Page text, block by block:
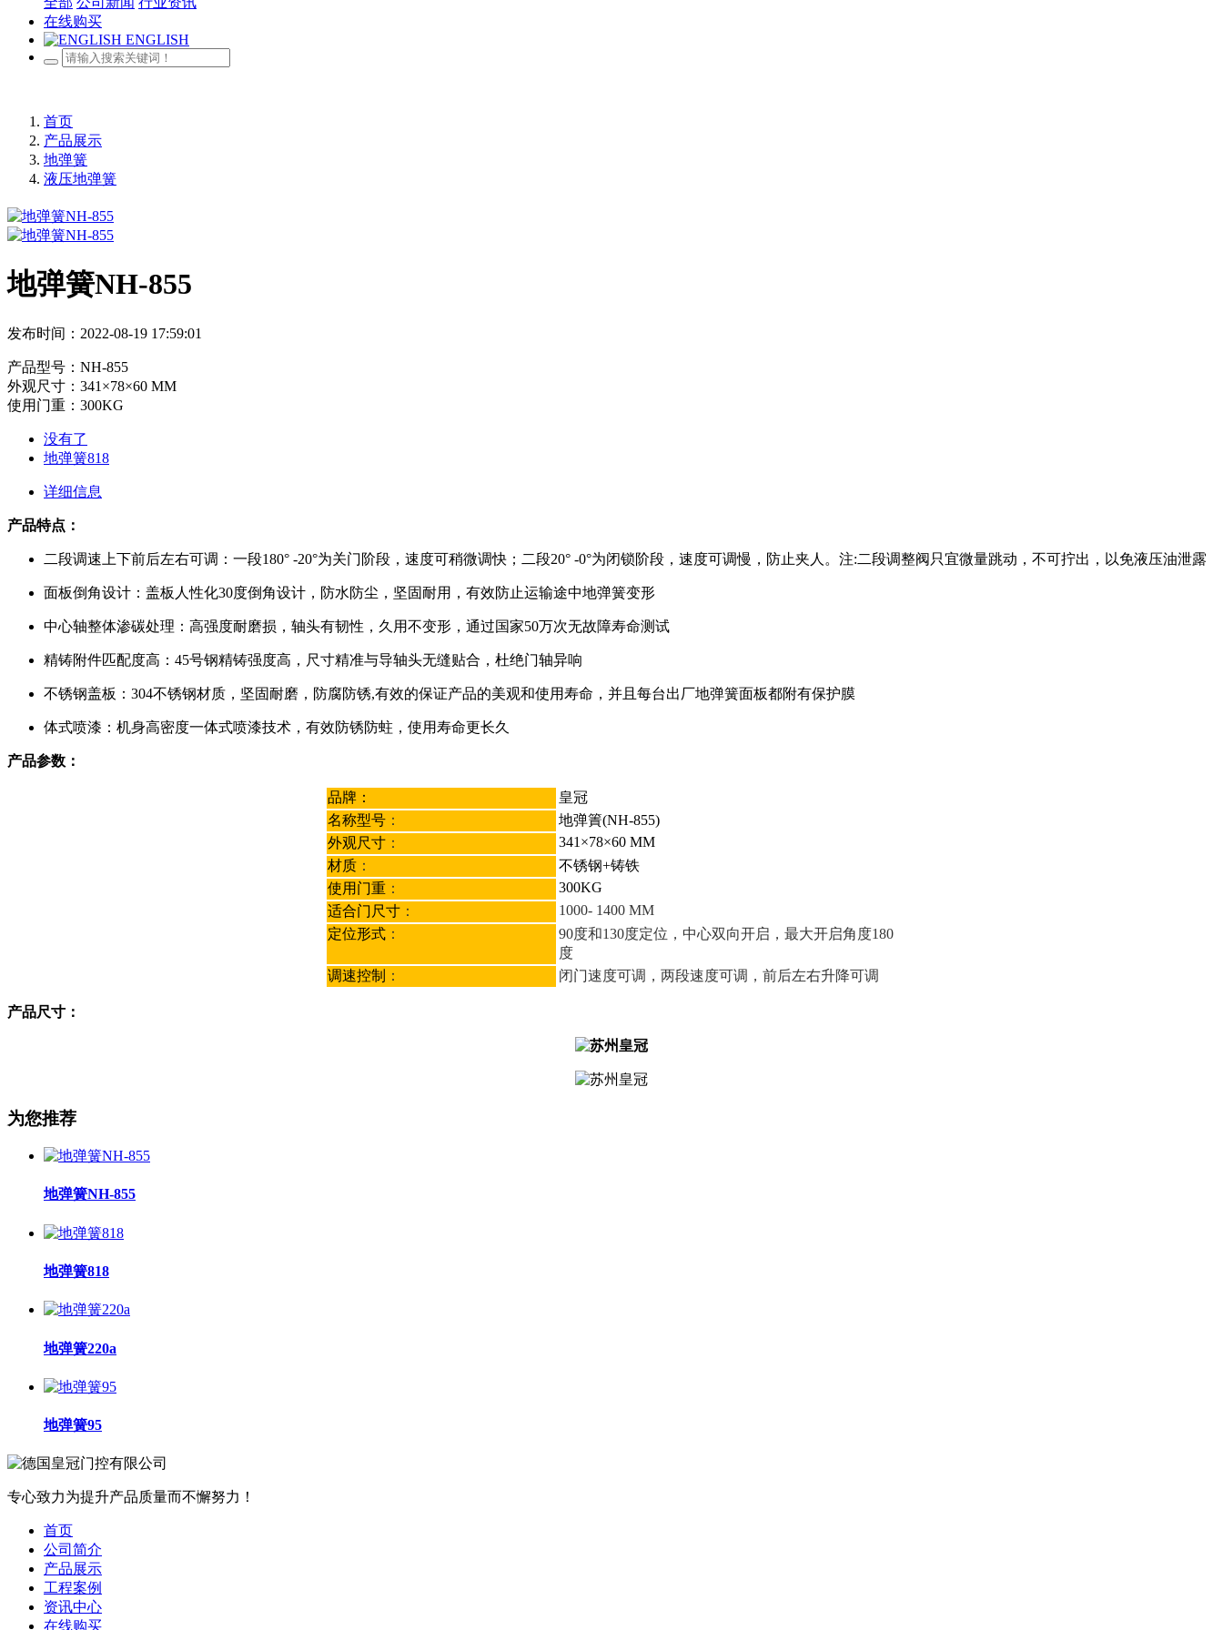
在线购买
ENGLISH
首页
产品展示
地弹簧
液压地弹簧
地弹簧NH-855
发布时间：2022-08-19 17:59:01
产品型号：NH-855
外观尺寸：341×78×60 MM
使用门重：300KG
没有了
地弹簧818
详细信息
产品特点：
二段调速上下前后左右可调：一段180° -20°为关门阶段，速度可稍微调快；二段20° -0°为闭锁阶段，速度可调慢，防止夹人。注:二段调整阀只宜微量跳动，不可拧出，以免液压油泄露
面板倒角设计：盖板人性化30度倒角设计，防水防尘，坚固耐用，有效防止运输途中地弹簧变形
中心轴整体渗碳处理：高强度耐磨损，轴头有韧性，久用不变形，通过国家50万次无故障寿命测试
精铸附件匹配度高：45号钢精铸强度高，尺寸精准与导轴头无缝贴合，杜绝门轴异响
不锈钢盖板：304不锈钢材质，坚固耐磨，防腐防锈,有效的保证产品的美观和使用寿命，并且每台出厂地弹簧面板都附有保护膜
体式喷漆：机身高密度一体式喷漆技术，有效防锈防蛀，使用寿命更长久
产品参数：
品牌：
皇冠
名称型号 ：
地弹簀(NH-855)
外观尺寸 ：
341×78×60 MM
材质 ：
不锈钢+铸铁
使用门重 ：
300KG
适合门尺寸 ：
1000- 1400 MM
定位形式 ：
90度和130度定位，中心双向开启，最大开启角度180
度
调速控制
： 闭门速度可调，两段速度可调，前后左右升降可调
产品尺寸：
为您推荐
地弹簧NH-855
地弹簧818
地弹簧220a
地弹簧95
专心致力为提升产品质量而不懈努力！
首页
公司简介
产品展示
工程案例
资讯中心
在线购买